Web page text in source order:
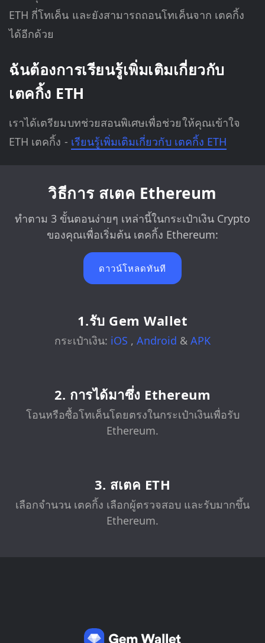
ETH กี่โทเค็น และยังสามารถถอนโทเค็นจาก เตคกิ้ง
ได้อีกด้วย
ฉันต้องการเรียนรู้เพิ่มเติมเกี่ยวกับ
เตคกิ้ง ETH
เราได้เตรียมบทช่วยสอนพิเศษเพื่อช่วยให้คุณเข้าใจ
ETH เตคกิ้ง - เรียนรู้เพิ่มเติมเกี่ยวกับ เตคกิ้ง ETH
วิธีการ สเตค Ethereum
ทำตาม 3 ขั้นตอนง่ายๆ เหล่านี้ในกระเป๋าเงิน Crypto
ของคุณเพื่อเริ่มต้น เตคกิ้ง Ethereum:
ดาวน์โหลดทันที
1.รับ Gem Wallet
กระเป๋าเงิน: iOS , Android & APK
2. การได้มาซึ่ง Ethereum
โอนหรือซื้อโทเค็นโดยตรงในกระเป๋าเงินเพื่อรับ
Ethereum.
3. สเตค ETH
เลือกจำนวน เตคกิ้ง เลือกผู้ตรวจสอบ และรับมากขึ้น
Ethereum.